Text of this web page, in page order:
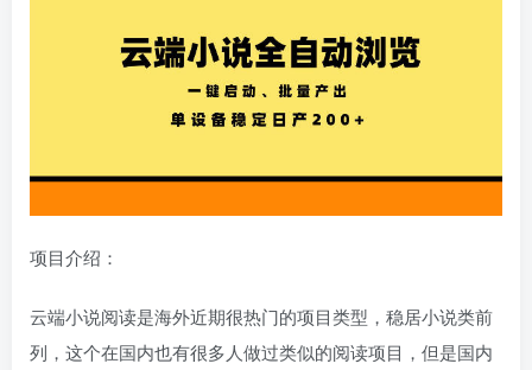
项目介绍：
云端小说阅读是海外近期很热门的项目类型，稳居小说类前
列，这个在国内也有很多人做过类似的阅读项目，但是国内